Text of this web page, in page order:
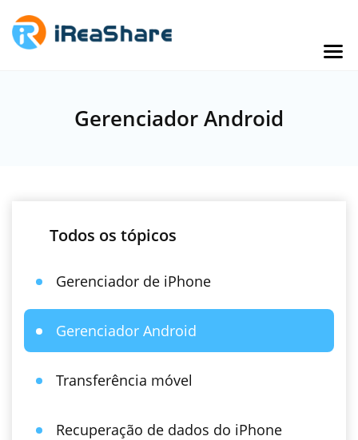
Gerenciador Android
Todos os tópicos
Gerenciador de iPhone
Gerenciador Android
Transferência móvel
Recuperação de dados do iPhone